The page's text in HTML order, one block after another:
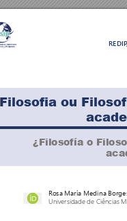
Filosofia ou
¿Filosofía o
Rosa María Medina
Universidade de Ciências
REDIP